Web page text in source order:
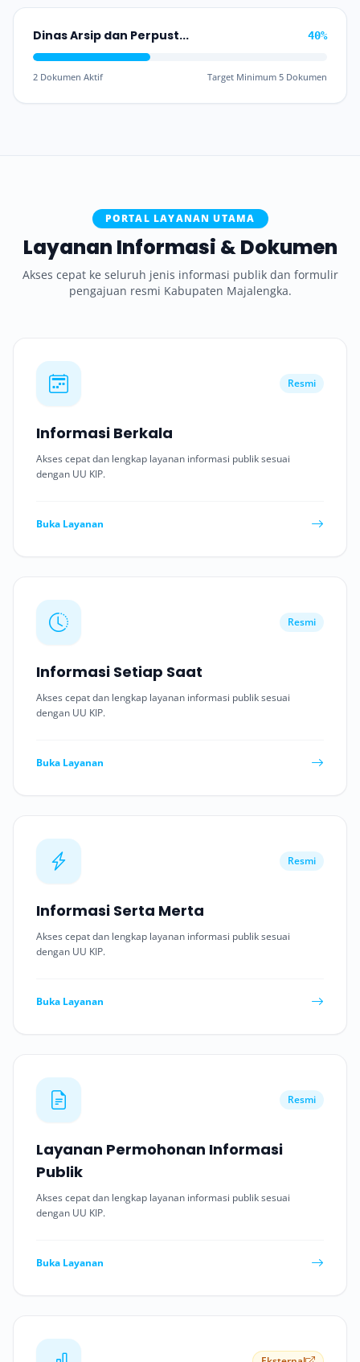
Dinas Arsip dan Perpustakaan Daerah 40%
2 Dokumen Aktif Target Minimum 5 Dokumen
PORTAL LAYANAN UTAMA
Layanan Informasi & Dokumen
Akses cepat ke seluruh jenis informasi publik dan formulir
pengajuan resmi Kabupaten Majalengka.
Resmi
Informasi Berkala
Akses cepat dan lengkap layanan informasi publik sesuai
dengan UU KIP.
Buka Layanan
Resmi
Informasi Setiap Saat
Akses cepat dan lengkap layanan informasi publik sesuai
dengan UU KIP.
Buka Layanan
Resmi
Informasi Serta Merta
Akses cepat dan lengkap layanan informasi publik sesuai
dengan UU KIP.
Buka Layanan
Resmi
Layanan Permohonan Informasi
Publik
Akses cepat dan lengkap layanan informasi publik sesuai
dengan UU KIP.
Buka Layanan